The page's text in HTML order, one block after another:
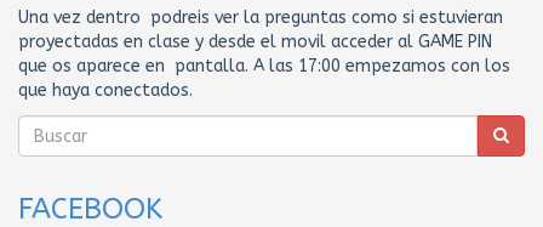
Una vez dentro podreis ver la preguntas como si estuvieran
proyectadas en clase y desde el movil acceder al GAME PIN
que os aparece en pantalla. A las 17:00 empezamos con los
que haya conectados.
FACEBOOK